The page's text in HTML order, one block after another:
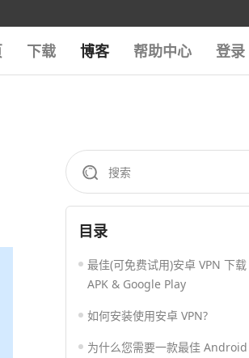
下载 博客 帮助中心 登录
目录
最佳(可免费试用)安卓 VPN 下载
APK & Google Play
如何安装使用安卓 VPN?
为什么您需要一款最佳 Android